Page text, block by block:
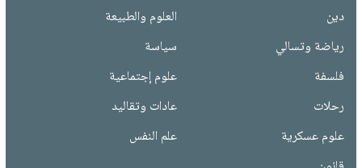
دين
العلوم والطبيعة
رياضة وتسالي
سياسة
فلسفة
علوم إجتماعية
رحلات
عادات وتقاليد
علوم عسكرية
علم النفس